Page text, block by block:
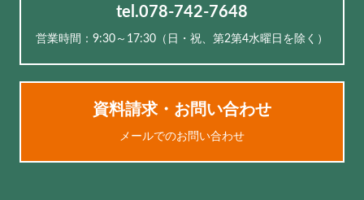
tel.078-742-7648
営業時間：9:30～17:30（⽇・祝、第2第4水曜日を除く）
資料請求・お問い合わせ
メールでのお問い合わせ